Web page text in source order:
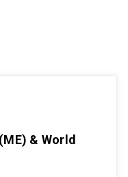
& World